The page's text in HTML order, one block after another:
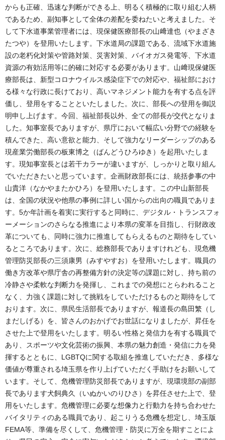
からも正確、迅速な判断ができる上、明るく積極的に取り組む人柄
であるため、副知事として全体の差配を委ねたいと考えました。そ
して下水道事業管理者には、現保健医療部長の山﨑達也（やまざき
たつや）を登用いたします。下水道局の課題である、流域下水道施
設の老朽化対策や管路対策、災害対策、バイオガス発電等、下水道
資源の有効活用等に的確に対応する必要があります。山﨑現保健医
療部長は、新型コロナウイルス感染症下での対応や、福祉部におけ
る様々な行政に長けており、高いマネジメント能力を有する点を評
価し、登用をすることといたしました。次に、部長への登用を御説
明申し上げます。今回、福祉部長以外、全ての部長が交代となりま
した。知事室長でありますが、県庁において幅広い分野での経験を
積んできた、高い意欲と能力、そして強力なリーダーシップのある
現産業労働部長の板東博之（ばんどうひろゆき）を起用いたしま
す。現知事室長とは若干カラーが違いますが、しっかりと取り組ん
でいただきたいと思っています。企画財政部長には、統括参事の中
山貴洋（なかやまたかひろ）を登用いたします。この中山新部長
は、全国の状況や他県の事例に詳しい国からの出向の職員でありま
す。5か年計画を着実に実行すると同時に、デジタル・トランスフォ
ーメーションのさらなる推進により本県の変革を目指し、行財政改
革についても、同時に強力に推進してもらえるものと期待をしてい
るところであります。次に、総務部長でありますけれども、現危機
管理防災部長の三須康男（みすやすお）を登用いたします。職員の
働き方改革や県庁舎の再整備方針の決定等の課題に対し、持ち前の
冷静さや柔軟な判断力を発揮し、これまでの発想にとらわれること
なく、力強く課題に対して挑戦をしていただけるものと期待をして
おります。次に、県民生活部長でありますが、報道長の島田繁（し
まだしげる）を、皆さんのおかげでお世話になりましたが、昇任を
させた上で登用をいたします。明るい性格と発信力を有する職員で
あり、スポーツや文化芸術の振興、本県の魅力創造・発信に力を発
揮するとともに、LGBTQに関する取組を推進していただき、多様な
価値が尊重される埼玉県を作り上げていただく手助けをお願いして
います。そして、危機管理防災部長でありますが、現環境部の副部
長であります犬飼典久（いぬかいのりひさ）を昇任させた上で、登
用をいたします。危機管理に必要な想像力と行動力を持ち合わせた
バイタリティのある職員であり、起こりうる危機を想定し、埼玉版
FEMA等、準備を尽くして、危機管理・防災に万全を期すことによ